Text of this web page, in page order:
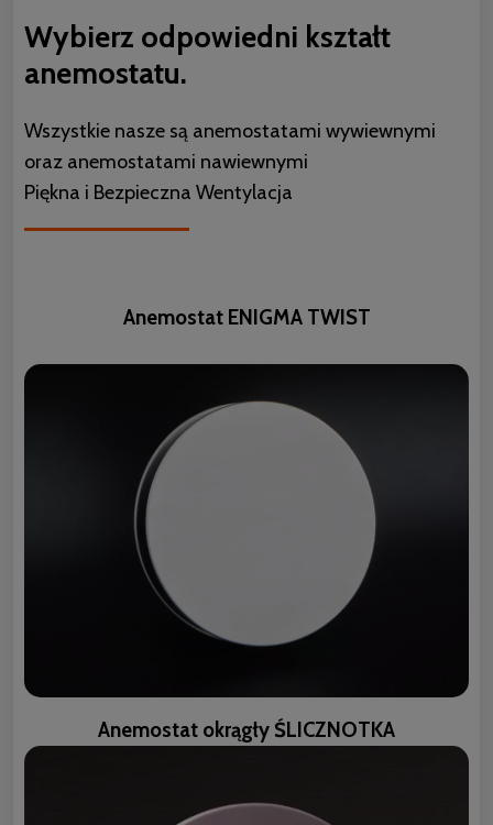
Wybierz odpowiedni kształt
anemostatu.
Wszystkie nasze są anemostatami wywiewnymi
oraz anemostatami nawiewnymi
Piękna i Bezpieczna Wentylacja
Anemostat ENIGMA TWIST
Anemostat okrągły ŚLICZNOTKA